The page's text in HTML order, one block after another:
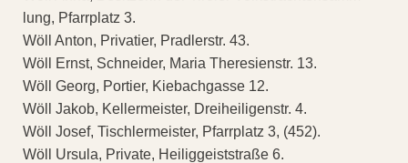
lung, Pfarrplatz 3.
Wöll Anton, Privatier, Pradlerstr. 43.
Wöll Ernst, Schneider, Maria Theresienstr. 13.
Wöll Georg, Portier, Kiebachgasse 12.
Wöll Jakob, Kellermeister, Dreiheiligenstr. 4.
Wöll Josef, Tischlermeister, Pfarrplatz 3, (452).
Wöll Ursula, Private, Heiliggeiststraße 6.